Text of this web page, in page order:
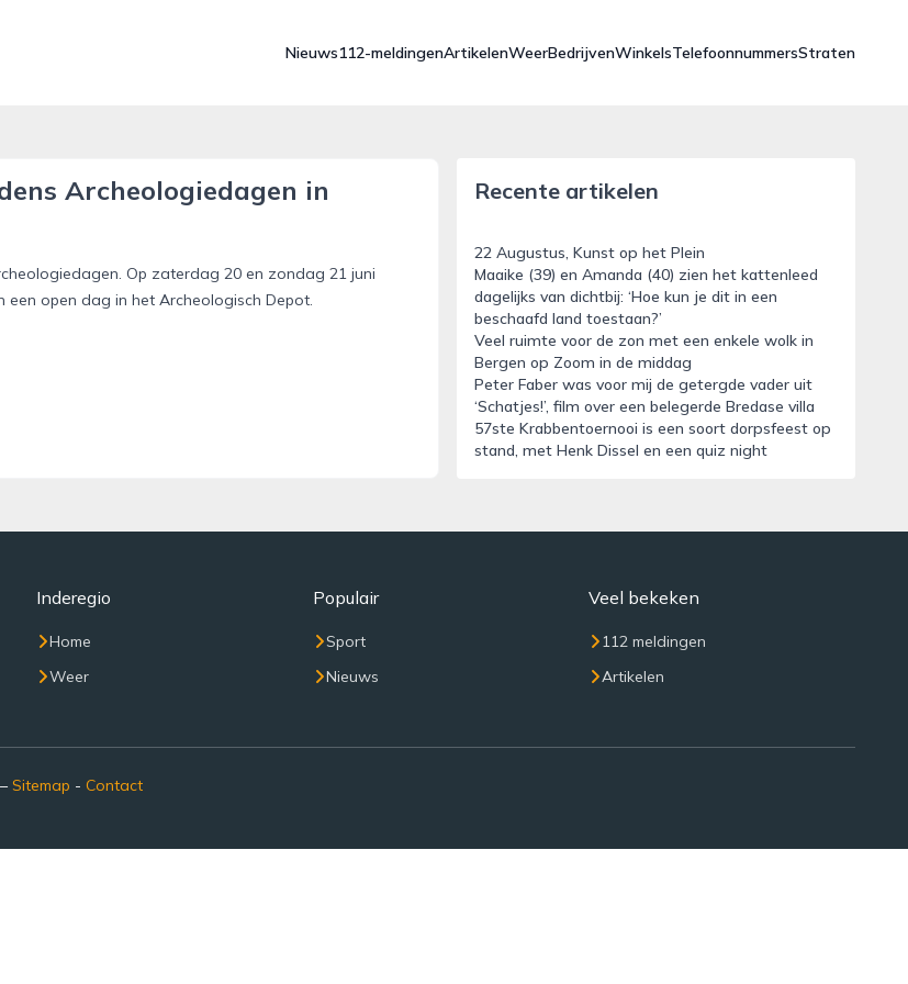
Nieuws112-meldingenArtikelenWeerBedrijvenWinkelsTelefoonnummersStraten
Archeologiedagen in
Op zaterdag 20 en zondag 21 juni
open dag in het Archeologisch Depot.
Recente artikelen
22 Augustus, Kunst op het Plein
Maaike (39) en Amanda (40) zien het kattenleed
dagelijks van dichtbij: ‘Hoe kun je dit in een
beschaafd land toestaan?’
Veel ruimte voor de zon met een enkele wolk in
Bergen op Zoom in de middag
Peter Faber was voor mij de getergde vader uit
‘Schatjes!’, film over een belegerde Bredase villa
57ste Krabbentoernooi is een soort dorpsfeest op
stand, met Henk Dissel en een quiz night
Inderegio
Home
Weer
Populair
Sport
Nieuws
Veel bekeken
112 meldingen
Artikelen
Sitemap - Contact